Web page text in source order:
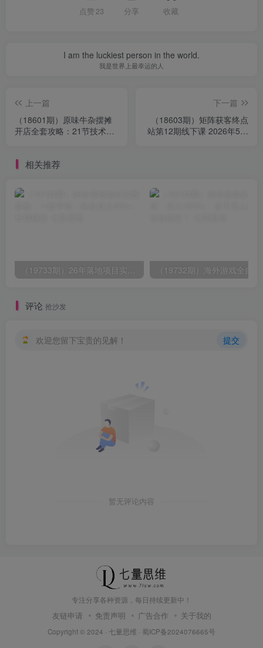
点赞 23 分享 收藏
I am the luckiest person in the world.
我是世界上最幸运的人
上一篇
（18601期）原味牛杂摆摊
开店全套攻略：21节技术流
下一篇
（18603期）矩阵获客终点
站第12期线下课 2026年5月
相关推荐
评论 抢沙发
欢迎您留下宝贵的见解！ 提交
暂无评论内容
专注分享各种资源，每日持续更新中！
友链申请 免责声明 广告合作 关于我的
Copyright © 2024 · 七量思维 · 蜀ICP备2024076665号